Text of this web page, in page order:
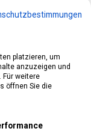
Instagram
platzieren, um
anzuzeigen und
Für weitere
öffnen Sie die